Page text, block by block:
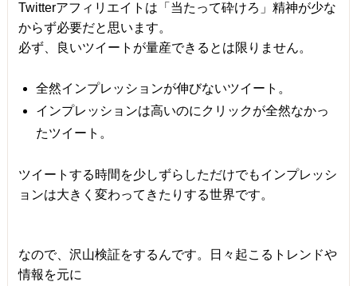
Twitterアフィリエイトは「当たって砕けろ」精神が少な
からず必要だと思います。
必ず、良いツイートが量産できるとは限りません。
全然インプレッションが伸びないツイート。
インプレッションは高いのにクリックが全然なかっ
たツイート。
ツイートする時間を少しずらしただけでもインプレッシ
ョンは大きく変わってきたりする世界です。
なので、沢山検証をするんです。日々起こるトレンドや
情報を元に